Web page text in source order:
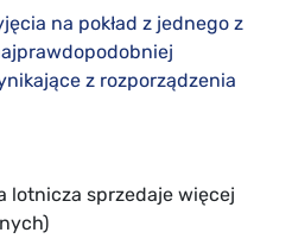
na pokład z jednego z
z rozporządzenia
lotnicza sprzedaje więcej